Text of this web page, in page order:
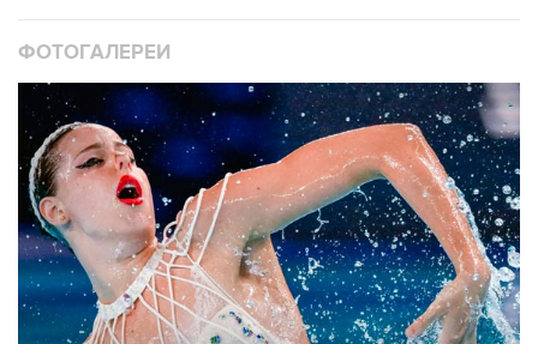
ФОТОГАЛЕРЕИ